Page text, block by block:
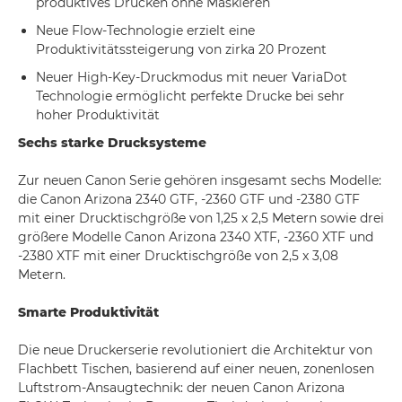
Neue Flow-Technologie erzielt eine
Produktivitätssteigerung von zirka 20 Prozent
Neuer High-Key-Druckmodus mit neuer VariaDot
Technologie ermöglicht perfekte Drucke bei sehr
hoher Produktivität
Sechs starke Drucksysteme
Zur neuen Canon Serie gehören insgesamt sechs Modelle:
die Canon Arizona 2340 GTF, -2360 GTF und -2380 GTF
mit einer Drucktischgröße von 1,25 x 2,5 Metern sowie drei
größere Modelle Canon Arizona 2340 XTF, -2360 XTF und
-2380 XTF mit einer Drucktischgröße von 2,5 x 3,08
Metern.
Smarte Produktivität
Die neue Druckerserie revolutioniert die Architektur von
Flachbett Tischen, basierend auf einer neuen, zonenlosen
Luftstrom-Ansaugtechnik: der neuen Canon Arizona